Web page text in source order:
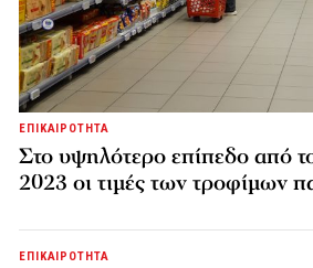
ΕΠΙΚΑΙΡΟΤΗΤΑ
Στο υψηλότερο επίπεδο από
2023 οι τιμές των τροφίμων
ΕΠΙΚΑΙΡΟΤΗΤΑ